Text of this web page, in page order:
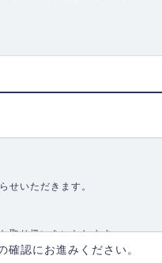
せいただきます。
取り扱いをいたします。
確認にお進みください。